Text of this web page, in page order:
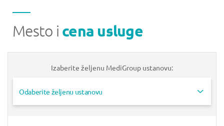
Mesto i cena usluge
Izaberite željenu MediGroup ustanovu:
Odaberite željenu ustanovu